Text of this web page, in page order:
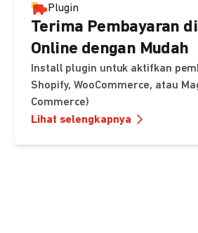
Plugin
Terima Pembayaran
Online dengan Mudah
Install plugin untuk aktifkan
Shopify, WooCommerce, atau
Commerce)
Lihat selengkapnya